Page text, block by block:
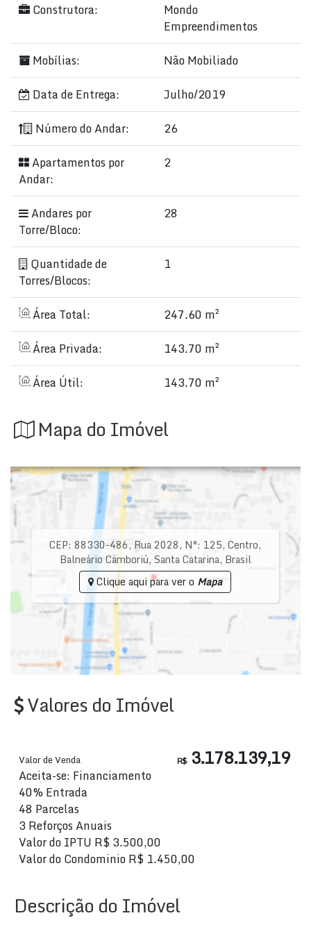
Construtora:
Mondo
Empreendimentos
Mobílias:
Não Mobiliado
Data de Entrega:
Julho/2019
Número do Andar:
26
Apartamentos por
Andar:
2
Andares por
Torre/Bloco:
28
Quantidade de
Torres/Blocos:
1
Área Total:
247.60 m²
Área Privada:
143.70 m²
Área Útil:
143.70 m²
Mapa do Imóvel
CEP: 88330-486, Rua 2028, N°: 125,Centro,
Balneário Camboriú, Santa Catarina, Brasil
Clique aqui para ver o Mapa
Valores do Imóvel
R$3.178.139,19
Valor de Venda
Aceita-se: Financiamento
40% Entrada
48 Parcelas
3 Reforços Anuais
Valor do IPTU R$3.500,00
Valor do CondominioR$ 1.450,00
Descrição do Imóvel